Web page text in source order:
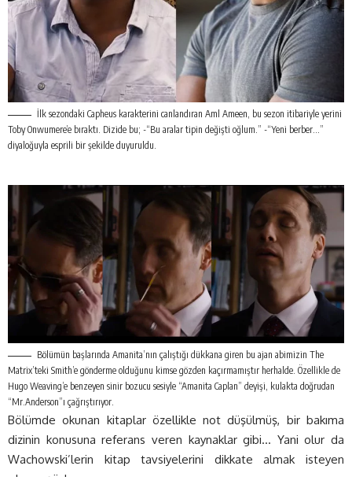
İlk sezondaki Capheus karakterini canlandıran Aml Ameen, bu sezon itibariyle yerini
Toby Onwumere’e bıraktı. Dizide bu; -“Bu aralar tipin değişti oğlum.” -“Yeni berber…”
diyaloğuyla esprili bir şekilde duyuruldu.
Bölümün başlarında Amanita’nın çalıştığı dükkana giren bu ajan abimizin The
Matrix’teki Smith’e gönderme olduğunu kimse gözden kaçırmamıştır herhalde. Özellikle de
Hugo Weaving’e benzeyen sinir bozucu sesiyle “Amanita Caplan” deyişi, kulakta doğrudan
“Mr.Anderson”ı çağrıştırıyor.
Bölümde okunan kitaplar özellikle not düşülmüş, bir bakıma
dizinin konusuna referans veren kaynaklar gibi… Yani olur da
Wachowski’lerin kitap tavsiyelerini dikkate almak isteyen